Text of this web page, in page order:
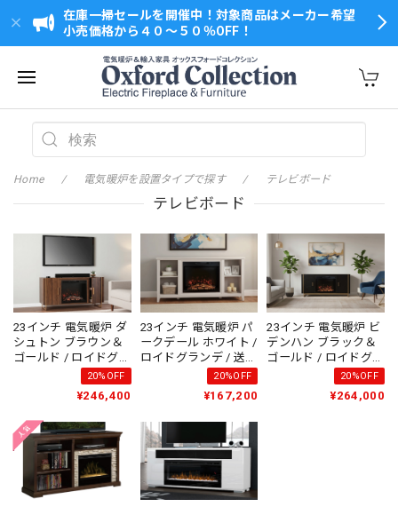
在庫一掃セールを開催中！対象商品はメーカー希望
小売価格から４０～５０％OFF！
Home 電気暖炉を設置タイプで探す テレビボード
テレビボード
23インチ 電気暖炉 ダ
シュトン ブラウン＆
ゴールド / ロイドグラ
ンデ / 送料、開梱・組
立・設置無料 / LLOYD
GRANDE / ハイグレー
ド電気暖炉シリーズ
20%OFF
¥246,400
23インチ 電気暖炉 パ
ークデール ホワイト /
ロイドグランデ / 送
料、開梱・組立・設
置無料 / LLOYD
GRANDE / ハイグレー
20%OFF
¥167,200
23インチ 電気暖炉 ビ
デンハン ブラック＆
ゴールド / ロイドグラ
ンデ / 送料、開梱・組
立・設置無料 / LLOYD
GRANDE / ハイグレー
20%OFF
¥264,000